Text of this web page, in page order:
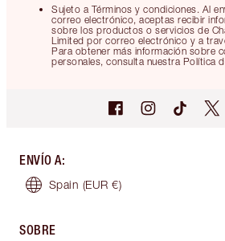
Sujeto a Términos y condiciones. Al
correo electrónico, aceptas recibir
sobre los productos o servicios de
Limited por correo electrónico y a
Para obtener más información sobre
personales, consulta nuestra Política
ENVÍO A:
Spain (EUR €)
SOBRE